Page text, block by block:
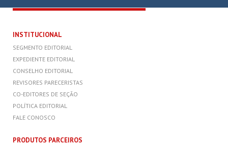
INSTITUCIONAL
SEGMENTO EDITORIAL
EXPEDIENTE EDITORIAL
CONSELHO EDITORIAL
REVISORES PARECERISTAS
CO-EDITORES DE SEÇÃO
POLÍTICA EDITORIAL
FALE CONOSCO
PRODUTOS PARCEIROS